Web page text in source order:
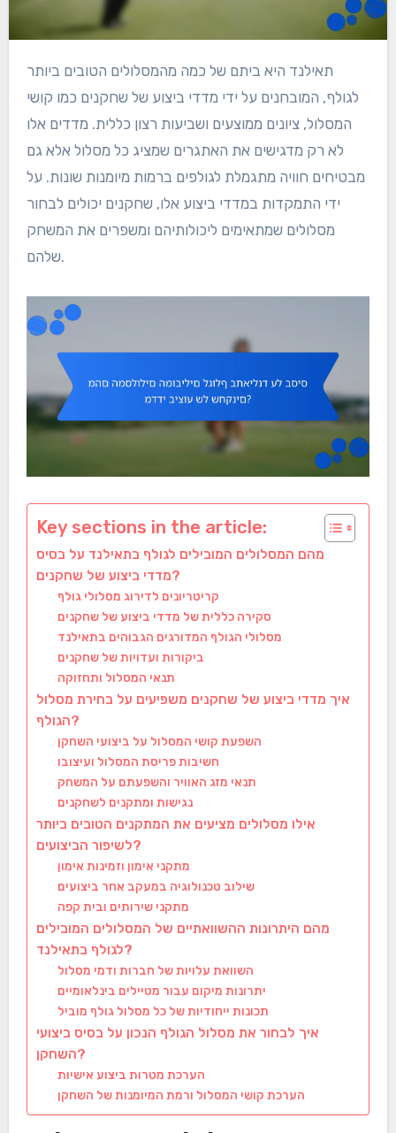
תאילנד היא ביתם של כמה מהמסלולים הטובים ביותר
לגולף, המובחנים על ידי מדדי ביצוע של שחקנים כמו קושי
המסלול, ציונים ממוצעים ושביעות רצון כללית. מדדים אלו
לא רק מדגישים את האתגרים שמציג כל מסלול אלא גם
מבטיחים חוויה מתגמלת לגולפים ברמות מיומנות שונות. על
ידי התמקדות במדדי ביצוע אלו, שחקנים יכולים לבחור
מסלולים שמתאימים ליכולותיהם ומשפרים את המשחק
שלהם.
Key sections in the article:
מהם המסלולים המובילים לגולף בתאילנד על בסיס
מדדי ביצוע של שחקנים?
קריטריונים לדירוג מסלולי גולף
סקירה כללית של מדדי ביצוע של שחקנים
מסלולי הגולף המדורגים הגבוהים בתאילנד
ביקורות ועדויות של שחקנים
תנאי המסלול ותחזוקה
איך מדדי ביצוע של שחקנים משפיעים על בחירת מסלול
הגולף?
השפעת קושי המסלול על ביצועי השחקן
חשיבות פריסת המסלול ועיצובו
תנאי מזג האוויר והשפעתם על המשחק
נגישות ומתקנים לשחקנים
אילו מסלולים מציעים את המתקנים הטובים ביותר
לשיפור הביצועים?
מתקני אימון וזמינות אימון
שילוב טכנולוגיה במעקב אחר ביצועים
מתקני שירותים ובית קפה
מהם היתרונות ההשוואתיים של המסלולים המובילים
לגולף בתאילנד?
השוואת עלויות של חברות ודמי מסלול
יתרונות מיקום עבור מטיילים בינלאומיים
תכונות ייחודיות של כל מסלול גולף מוביל
איך לבחור את מסלול הגולף הנכון על בסיס ביצועי
השחקן?
הערכת מטרות ביצוע אישיות
הערכת קושי המסלול ורמת המיומנות של השחקן